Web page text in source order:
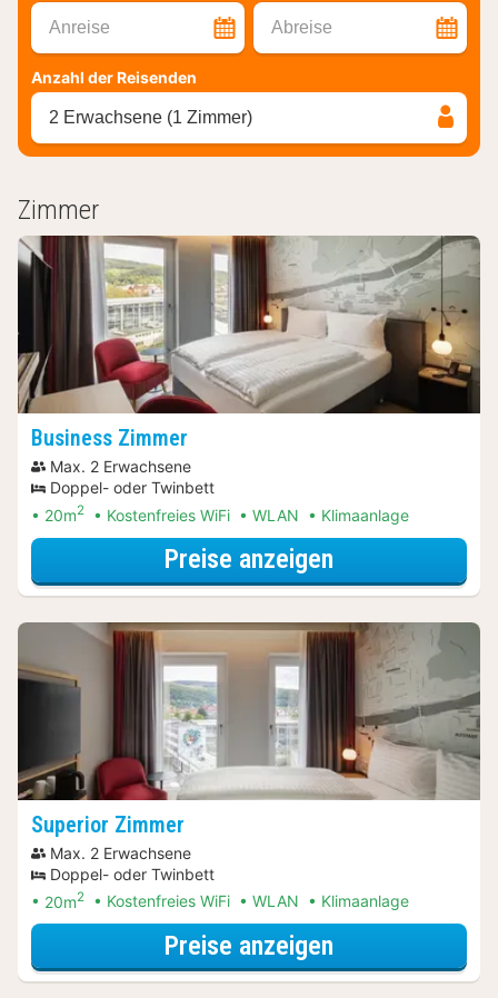
Anreise Abreise
Anzahl der Reisenden
2 Erwachsene (1 Zimmer)
Zimmer
Business Zimmer
Max. 2 Erwachsene
Doppel- oder Twinbett
20m2 Kostenfreies WiFi WLAN Klimaanlage
Preise anzeigen
Superior Zimmer
Max. 2 Erwachsene
Doppel- oder Twinbett
20m2 Kostenfreies WiFi WLAN Klimaanlage
Preise anzeigen